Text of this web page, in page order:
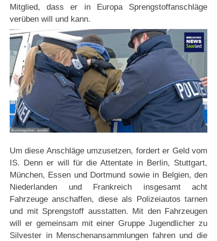
Mitglied, dass er in Europa Sprengstoffanschläge
verüben will und kann.
Um diese Anschläge umzusetzen, fordert er Geld vom
IS. Denn er will für die Attentate in Berlin, Stuttgart,
München, Essen und Dortmund sowie in Belgien, den
Niederlanden und Frankreich insgesamt acht
Fahrzeuge anschaffen, diese als Polizeiautos tarnen
und mit Sprengstoff ausstatten. Mit den Fahrzeugen
will er gemeinsam mit einer Gruppe Jugendlicher zu
Silvester in Menschenansammlungen fahren und die